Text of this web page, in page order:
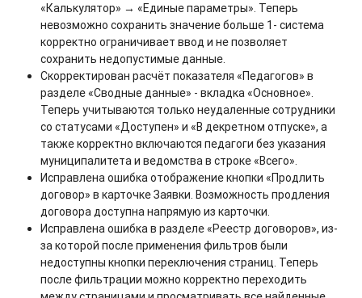
«Калькулятор» → «Единые параметры». Теперь
невозможно сохранить значение больше 1- система
корректно ограничивает ввод и не позволяет
сохранить недопустимые данные.
Скорректирован расчёт показателя «Педагогов» в
разделе «Сводные данные» - вкладка «Основное».
Теперь учитываются только неудаленные сотрудники
со статусами «Доступен» и «В декретном отпуске», а
также корректно включаются педагоги без указания
муниципалитета и ведомства в строке «Всего».
Исправлена ошибка отображение кнопки «Продлить
договор» в карточке Заявки. Возможность продления
договора доступна напрямую из карточки.
Исправлена ошибка в разделе «Реестр договоров», из-
за которой после применения фильтров были
недоступны кнопки переключения страниц. Теперь
после фильтрации можно корректно переходить